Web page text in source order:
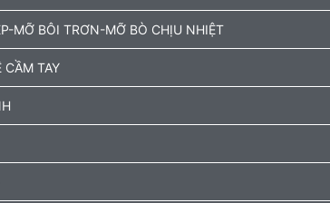
MỠ BÔI TRƠN-MỠ BÒ CHỊU NHIỆT
TAY